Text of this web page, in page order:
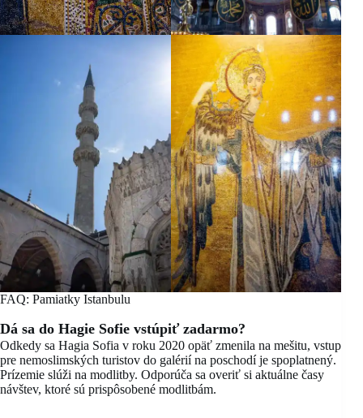
FAQ: Pamiatky Istanbulu
Dá sa do Hagie Sofie vstúpiť zadarmo?
Odkedy sa Hagia Sofia v roku 2020 opäť zmenila na mešitu, vstup
pre nemoslimských turistov do galérií na poschodí je spoplatnený.
Prízemie slúži na modlitby. Odporúča sa overiť si aktuálne časy
návštev, ktoré sú prispôsobené modlitbám.